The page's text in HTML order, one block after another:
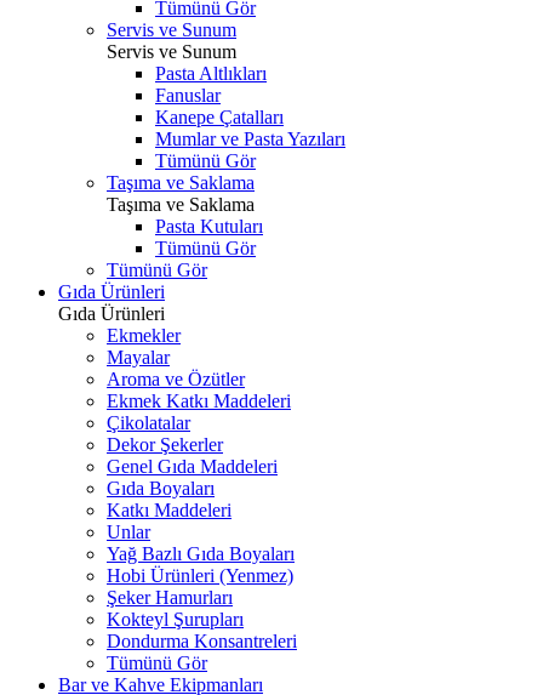
Tümünü Gör
Servis ve Sunum
Servis ve Sunum
Pasta Altlıkları
Fanuslar
Kanepe Çatalları
Mumlar ve Pasta Yazıları
Tümünü Gör
Taşıma ve Saklama
Taşıma ve Saklama
Pasta Kutuları
Tümünü Gör
Tümünü Gör
Gıda Ürünleri
Gıda Ürünleri
Ekmekler
Mayalar
Aroma ve Özütler
Ekmek Katkı Maddeleri
Çikolatalar
Dekor Şekerler
Genel Gıda Maddeleri
Gıda Boyaları
Katkı Maddeleri
Unlar
Yağ Bazlı Gıda Boyaları
Hobi Ürünleri (Yenmez)
Şeker Hamurları
Kokteyl Şurupları
Dondurma Konsantreleri
Tümünü Gör
Bar ve Kahve Ekipmanları